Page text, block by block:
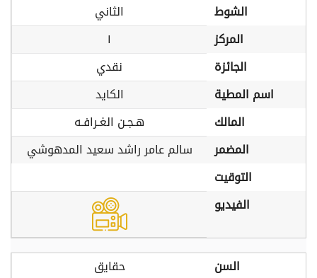
الشوط
الثاني
المركز
١
الجائزة
نقدي
اسم المطية
الكايد
المالك
هـجـن الغـرافـه
المضمر
سالم عامر راشد سعيد المدهوشي
التوقيت
الفيديو
السن
حقايق